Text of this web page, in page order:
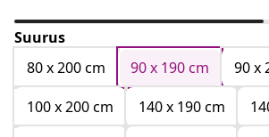
Suurus
80 x 200 cm
90 x 190 cm
90 x
100 x 200 cm
140 x 190 cm